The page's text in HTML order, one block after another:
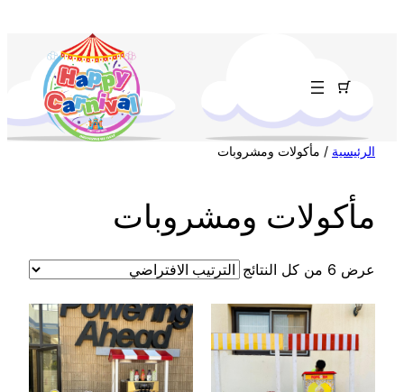
الرئيسية / مأكولات ومشروبات
مأكولات ومشروبات
عرض ⁦6⁩ من كل النتائج